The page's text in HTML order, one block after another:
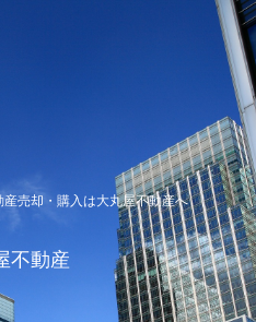
売却・購入は大丸屋不動産へ
不動産